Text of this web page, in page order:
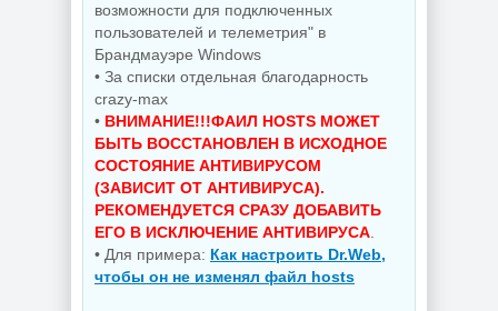
Диспетчер задач
для Windows
AppControl
1.4.0.415
Управление
приложениями
Raven 1.1.0.0
NEW NEW
возможности для подключенных
пользователей и телеметрия" в
Брандмауэре Windows
• За списки отдельная благодарность
crazy-max
• ВНИМАНИЕ!!!ФАИЛ HOSTS МОЖЕТ
БЫТЬ ВОССТАНОВЛЕН В ИСХОДНОЕ
СОСТОЯНИЕ АНТИВИРУСОМ
(ЗАВИСИТ ОТ АНТИВИРУСА).
РЕКОМЕНДУЕТСЯ СРАЗУ ДОБАВИТЬ
ЕГО В ИСКЛЮЧЕНИЕ АНТИВИРУСА.
• Для примера: Как настроить Dr.Web,
чтобы он не изменял файл hosts